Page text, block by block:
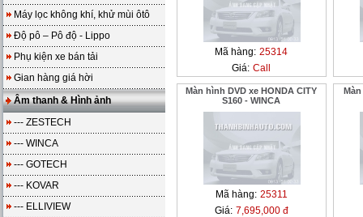
Máy lọc không khí, khử mùi ôtô
Độ pô – Pô độ - Lippo
Phụ kiện xe bán tải
Gian hàng giá hời
Âm thanh & Hình ảnh
--- ZESTECH
--- WINCA
--- GOTECH
--- KOVAR
--- ELLIVIEW
Mã hàng: 25314
Giá: Call
Màn hình DVD xe HONDA CITY
S160 - WINCA
Mã hàng: 25311
Giá: 7,695,000 đ
Màn